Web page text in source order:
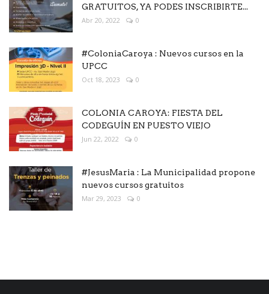
GRATUITOS, YA PODES INSCRIBIRTE...
Abr 20, 2022 0
#ColoniaCaroya : Nuevos cursos en la
UPCC
Oct 18, 2023 0
COLONIA CAROYA: FIESTA DEL
CODEGUÍN EN PUESTO VIEJO
Jun 22, 2022 0
#JesusMaria : La Municipalidad propone
nuevos cursos gratuitos
Mar 29, 2023 0